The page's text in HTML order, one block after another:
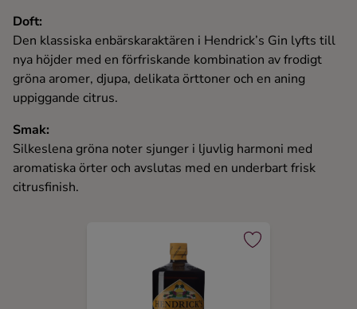
Doft:
Den klassiska enbärskaraktären i Hendrick’s Gin lyfts till
nya höjder med en förfriskande kombination av frodigt
gröna aromer, djupa, delikata örttoner och en aning
uppiggande citrus.
Smak:
Silkeslena gröna noter sjunger i ljuvlig harmoni med
aromatiska örter och avslutas med en underbart frisk
citrusfinish.